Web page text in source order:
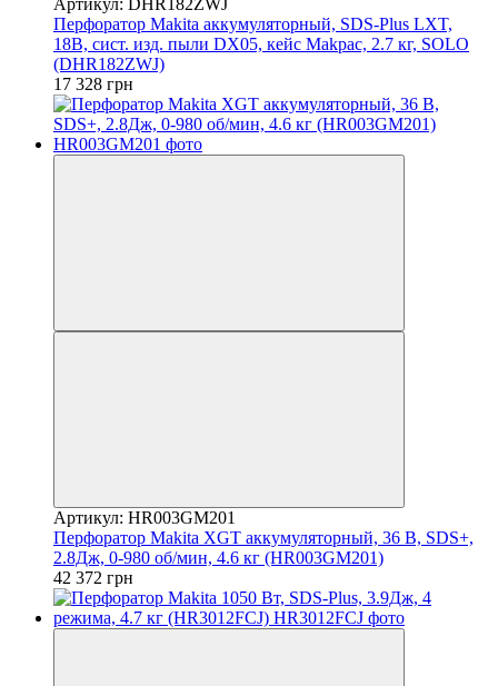
Перфоратор Makita аккумуляторный, SDS-Plus LXT,
18В, сист. изд. пыли DX05, кейс Makpac, 2.7 кг, SOLO
(DHR182ZWJ)
17 328 грн
Артикул: HR003GM201
Перфоратор Makita XGT аккумуляторный, 36 В, SDS+,
2.8Дж, 0-980 об/мин, 4.6 кг (HR003GM201)
42 372 грн